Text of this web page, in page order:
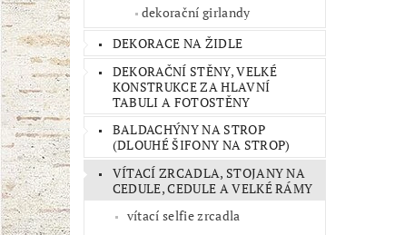
dekorační girlandy
DEKORACE NA ŽIDLE
DEKORAČNÍ STĚNY, VELKÉ
KONSTRUKCE ZA HLAVNÍ
TABULI A FOTOSTĚNY
BALDACHÝNY NA STROP
(DLOUHÉ ŠIFONY NA STROP)
VÍTACÍ ZRCADLA, STOJANY NA
CEDULE, CEDULE A VELKÉ RÁMY
vítací selfie zrcadla